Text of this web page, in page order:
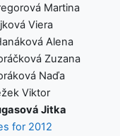
Martina
Viera
Alena
Zuzana
Naďa
Viktor
Jitka
for 2012